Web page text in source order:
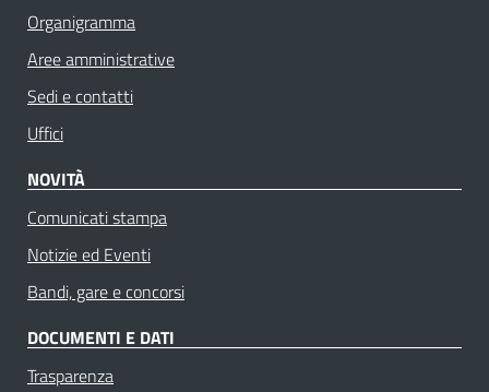
Organigramma
Aree amministrative
Sedi e contatti
Uffici
NOVITÀ
Comunicati stampa
Notizie ed Eventi
Bandi, gare e concorsi
DOCUMENTI E DATI
Trasparenza